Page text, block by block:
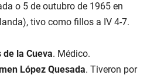
o 5 de outubro de 1965 en
tivo como fillos a IV 4-7.
la Cueva. Médico.
López Quesada. Tiveron por